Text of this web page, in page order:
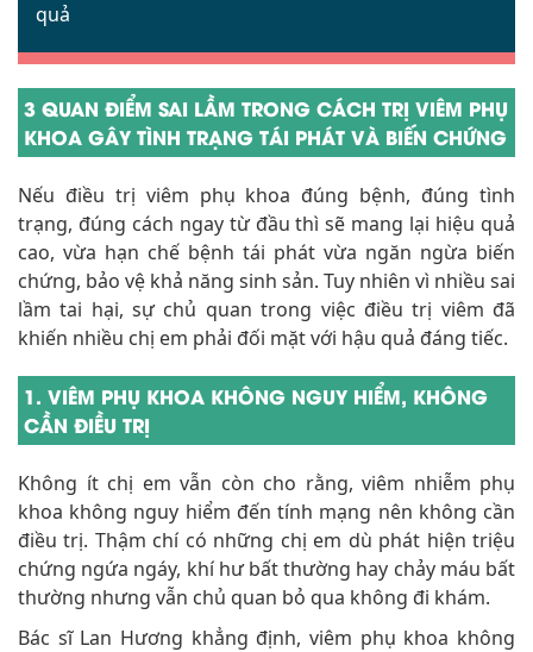
quả
3 QUAN ĐIỂM SAI LẦM TRONG CÁCH TRỊ VIÊM PHỤ
KHOA GÂY TÌNH TRẠNG TÁI PHÁT VÀ BIẾN CHỨNG
Nếu điều trị viêm phụ khoa đúng bệnh, đúng tình
trạng, đúng cách ngay từ đầu thì sẽ mang lại hiệu quả
cao, vừa hạn chế bệnh tái phát vừa ngăn ngừa biến
chứng, bảo vệ khả năng sinh sản. Tuy nhiên vì nhiều sai
lầm tai hại, sự chủ quan trong việc điều trị viêm đã
khiến nhiều chị em phải đối mặt với hậu quả đáng tiếc.
1. VIÊM PHỤ KHOA KHÔNG NGUY HIỂM, KHÔNG
CẦN ĐIỀU TRỊ
Không ít chị em vẫn còn cho rằng, viêm nhiễm phụ
khoa không nguy hiểm đến tính mạng nên không cần
điều trị. Thậm chí có những chị em dù phát hiện triệu
chứng ngứa ngáy, khí hư bất thường hay chảy máu bất
thường nhưng vẫn chủ quan bỏ qua không đi khám.
Bác sĩ Lan Hương khẳng định, viêm phụ khoa không